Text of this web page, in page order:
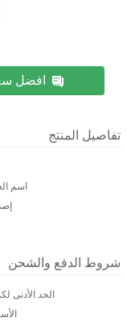
افضل
تفاصيل المنتج
اسم
شروط الدفع والشحن
الحد الأدنى